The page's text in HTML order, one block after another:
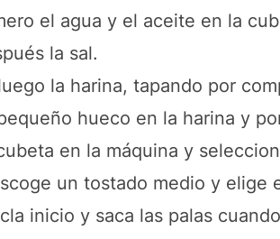
el agua y el aceite en la
la sal.
la harina, tapando por
hueco en la harina y
en la máquina y
un tostado medio y elige
inicio y saca las palas